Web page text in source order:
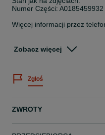
Numer Części: A0185459932
Więcej informacji przez
Nr magazynowy: 44409/S1
Możliwość wysyłki.
Zobacz więcej
Zgłoś
ZWROTY